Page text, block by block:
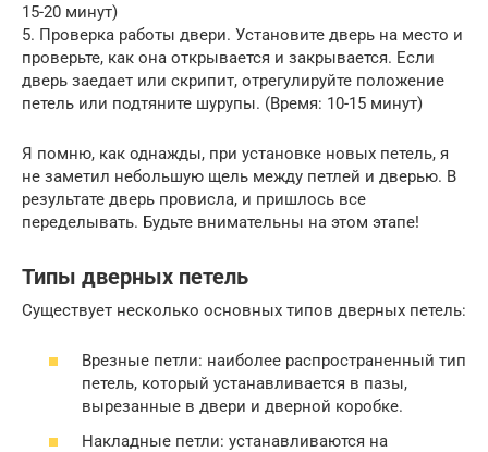
15-20 минут)
5. Проверка работы двери. Установите дверь на место и
проверьте, как она открывается и закрывается. Если
дверь заедает или скрипит, отрегулируйте положение
петель или подтяните шурупы. (Время: 10-15 минут)
Я помню, как однажды, при установке новых петель, я
не заметил небольшую щель между петлей и дверью. В
результате дверь провисла, и пришлось все
переделывать. Будьте внимательны на этом этапе!
Типы дверных петель
Существует несколько основных типов дверных петель:
Врезные петли: наиболее распространенный тип
петель, который устанавливается в пазы,
вырезанные в двери и дверной коробке.
Накладные петли: устанавливаются на